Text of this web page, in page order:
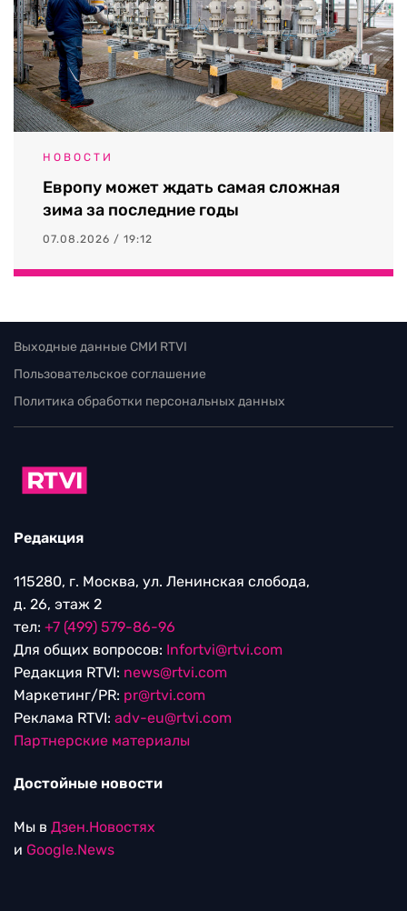
НОВОСТИ
Европу может ждать самая сложная
зима за последние годы
07.08.2026 / 19:12
Выходные данные СМИ RTVI
Пользовательское соглашение
Политика обработки персональных данных
Редакция
115280, г. Москва, ул. Ленинская слобода,
д. 26, этаж 2
тел: +7 (499) 579-86-96
Для общих вопросов: Infortvi@rtvi.com
Редакция RTVI: news@rtvi.com
Маркетинг/PR: pr@rtvi.com
Реклама RTVI: adv-eu@rtvi.com
Партнерские материалы
Достойные новости
Мы в Дзен.Новостях
и Google.News